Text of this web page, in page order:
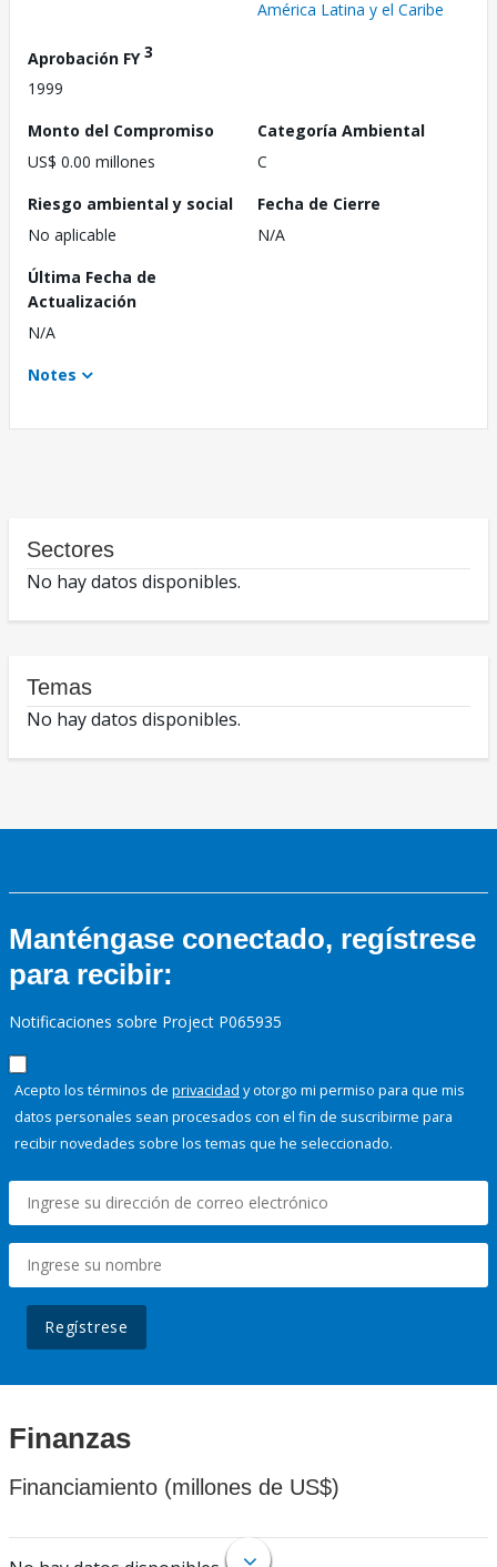
América Latina y el Caribe
Aprobación FY3
1999
Monto del Compromiso
US$ 0.00 millones
Categoría Ambiental
C
Riesgo ambiental y social
No aplicable
Fecha de Cierre
N/A
Última Fecha de
Actualización
N/A
Notes
Sectores
No hay datos disponibles.
Temas
No hay datos disponibles.
Manténgase conectado, regístrese
para recibir:
Notificaciones sobre Project P065935
Acepto los términos de privacidad y otorgo mi permiso para que mis
datos personales sean procesados con el fin de suscribirme para
recibir novedades sobre los temas que he seleccionado.
Regístrese
Finanzas
Financiamiento (millones de US$)